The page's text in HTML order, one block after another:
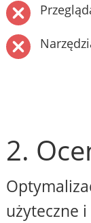
2.
użyteczne